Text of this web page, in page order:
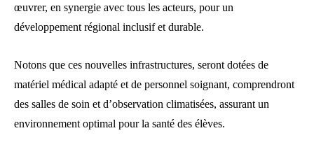
œuvrer, en synergie avec tous les acteurs, pour un
développement régional inclusif et durable.
Notons que ces nouvelles infrastructures, seront dotées de
matériel médical adapté et de personnel soignant, comprendront
des salles de soin et d’observation climatisées, assurant un
environnement optimal pour la santé des élèves.